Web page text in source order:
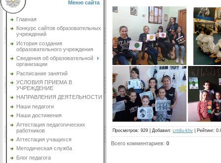
Меню сайта
Главная
Конкурс сайтов образовательных
учреждений
История создания
образовательного учреждения
Сведения об образовательной
организации
Расписание занятий
УСЛОВИЯ ПРИЕМА В
УЧРЕЖДЕНИЕ
НАПРАВЛЕНИЯ ДЕЯТЕЛЬНОСТИ
Наши педагоги
Наши достижения
Аттестация педагогических
работников
Аттестация учащихся
Методическая служба
Блог педагога
Просмотров: 929 Добавил: crtdiu-khv Рейтинг:
Всего комментариев: 0